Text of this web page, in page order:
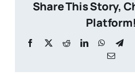
Share This Story,
Platform!
Facebook
X RedditLinkedIn
Email